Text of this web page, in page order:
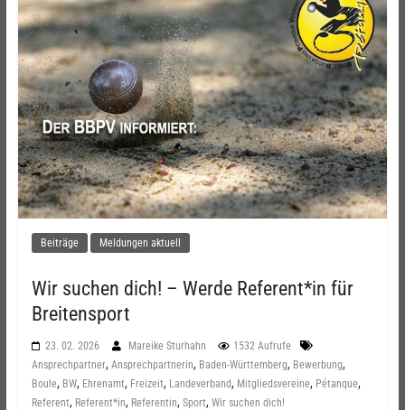
Beiträge Meldungen aktuell
Wir suchen dich! – Werde Referent*in für
Breitensport
23. 02. 2026 Mareike Sturhahn
1532 Aufrufe
Ansprechpartner, Ansprechpartnerin, Baden-Württemberg, Bewerbung,
Boule, BW, Ehrenamt, Freizeit, Landeverband, Mitgliedsvereine, Pétanque,
Referent, Referent*in, Referentin, Sport, Wir suchen dich!